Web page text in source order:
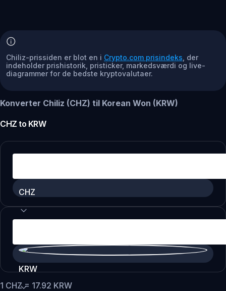
Chiliz-prissiden er blot en i Crypto.com prisindeks , der
indeholder prishistorik, pristicker, markedsværdi og live-
diagrammer for de bedste kryptovalutaer.
Konverter Chiliz (CHZ) til Korean Won (KRW)
CHZ to KRW
CHZ
KRW
1 CHZ= 17.92 KRW